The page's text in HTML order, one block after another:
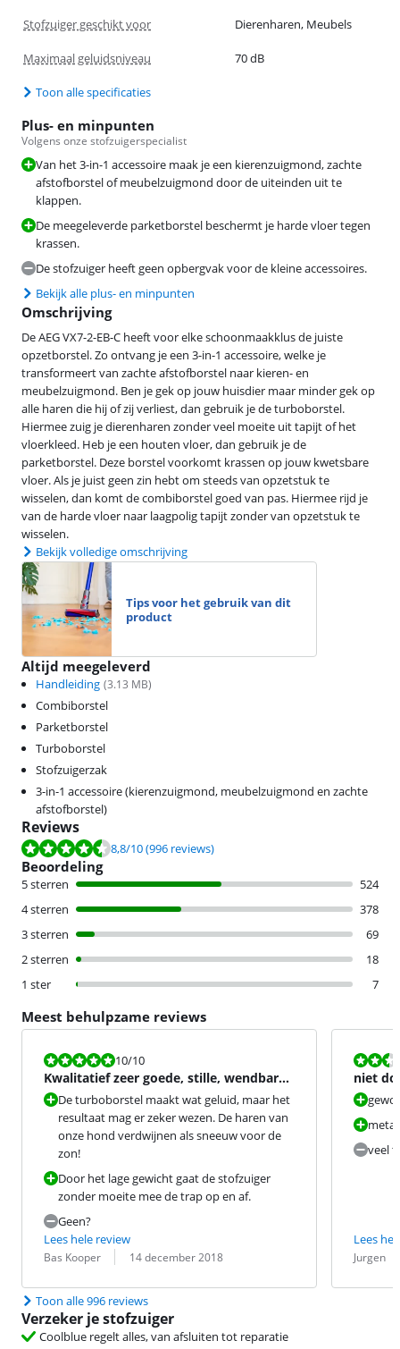
Stofzuiger geschikt voor Dierenharen, Meubels
Maximaal geluidsniveau 70 dB
Toon alle specificaties
Plus- en minpunten
Volgens onze stofzuigerspecialist
Van het 3-in-1 accessoire maak je een kierenzuigmond, zachte
afstofborstel of meubelzuigmond door de uiteinden uit te
klappen.
De meegeleverde parketborstel beschermt je harde vloer tegen
krassen.
De stofzuiger heeft geen opbergvak voor de kleine accessoires.
Bekijk alle plus- en minpunten
Omschrijving
De AEG VX7-2-EB-C heeft voor elke schoonmaakklus de juiste
opzetborstel. Zo ontvang je een 3-in-1 accessoire, welke je
transformeert van zachte afstofborstel naar kieren- en
meubelzuigmond. Ben je gek op jouw huisdier maar minder gek op
alle haren die hij of zij verliest, dan gebruik je de turboborstel.
Hiermee zuig je dierenharen zonder veel moeite uit tapijt of het
vloerkleed. Heb je een houten vloer, dan gebruik je de
parketborstel. Deze borstel voorkomt krassen op jouw kwetsbare
vloer. Als je juist geen zin hebt om steeds van opzetstuk te
wisselen, dan komt de combiborstel goed van pas. Hiermee rijd je
van de harde vloer naar laagpolig tapijt zonder van opzetstuk te
wisselen.
Bekijk volledige omschrijving
Tips voor het gebruik van dit
product
Altijd meegeleverd
Handleiding (3.13 MB)
Combiborstel
Parketborstel
Turboborstel
Stofzuigerzak
3-in-1 accessoire (kierenzuigmond, meubelzuigmond en zachte
afstofborstel)
Reviews
Beoordeling is 8,8 van de 10, gebaseerd op 996 reviews.
8,8/10(996 reviews)
Beoordeling
5 sterren
524
4 sterren
378
3 sterren
69
2 sterren
18
1 ster
7
Meest behulpzame reviews
Beoordeling is 10 van de 10.
10/10
Kwalitatief zeer goede, stille, wendbare,
lichte stofzuiger!
De turboborstel maakt wat geluid, maar het
resultaat mag er zeker wezen. De haren van
onze hond verdwijnen als sneeuw voor de
zon!
Door het lage gewicht gaat de stofzuiger
zonder moeite mee de trap op en af.
Geen?
Lees hele review
Beoordeling door:
Bas Kooper
Datum: 14 december 2018
niet
veel
Lees
Jurgen
Datum:
Toon alle 996 reviews
Verzeker je stofzuiger
Coolblue regelt alles, van afsluiten tot reparatie